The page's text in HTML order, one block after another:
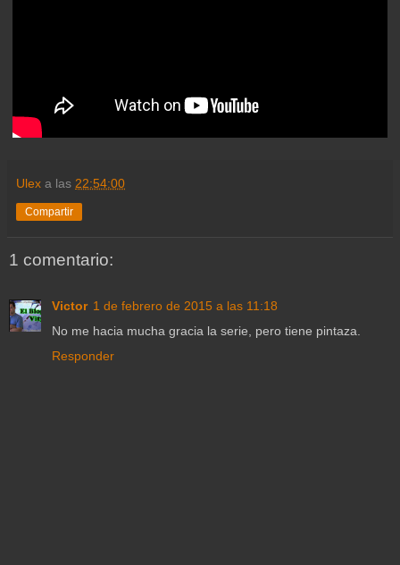
Ulex a las 22:54:00
Compartir
1 comentario:
Victor 1 de febrero de 2015 a las 11:18
No me hacia mucha gracia la serie, pero tiene pintaza.
Responder